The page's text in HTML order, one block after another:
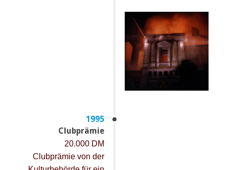
1995
Clubprämie
20.000 DM
Clubprämie von der